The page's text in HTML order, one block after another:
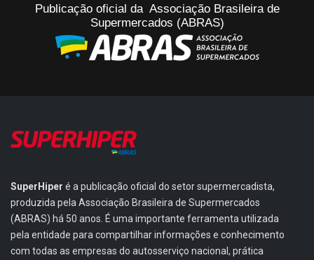
Publicação oficial da Associação Brasileira de
Supermercados (ABRAS)
SuperHiper é a publicação oficial do setor supermercadista,
produzida pela Associação Brasileira de Supermercados
(ABRAS) há 50 anos. É uma importante ferramenta utilizada
pela entidade para compartilhar informações e conhecimento
com todas as empresas do autosserviço nacional, prática